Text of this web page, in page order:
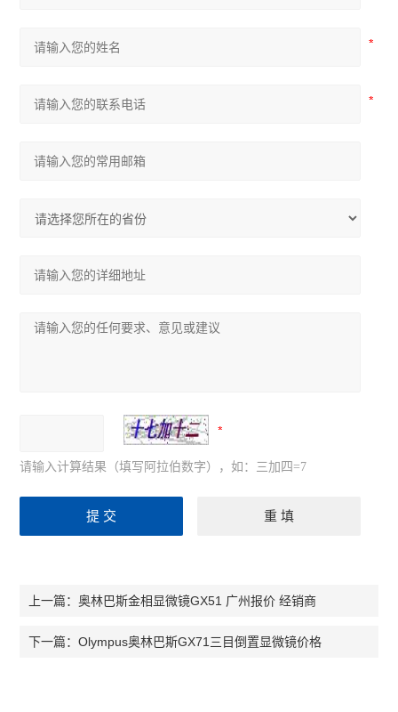
奥林巴斯IX73倒置显微镜
奥林巴斯BX53生物显微镜
显微镜
尼康Ts2倒置显微镜
奥林巴斯CX23生物显微镜
生物显微镜
体视显微镜
倒置显微镜
查看全部 >>
请输入计算结果（填写阿拉伯数字），如：三加四=7
上一篇：奥林巴斯金相显微镜GX51 广州报价 经销商
下一篇：Olympus奥林巴斯GX71三目倒置显微镜价格